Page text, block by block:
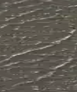
ve Fixall
deri ürünlerinin
Hortumu ve
hava hortumu ve